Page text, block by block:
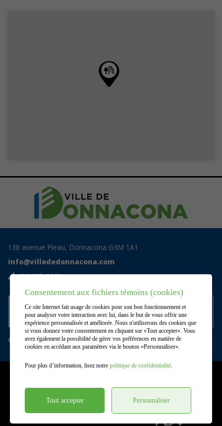
Consentement aux fichiers témoins (cookies)
Ce site Internet fait usage de cookies pour son bon fonctionnement et
pour analyser votre interaction avec lui, dans le but de vous offrir une
expérience personnalisée et améliorée. Nous n'utiliserons des cookies que
si vous donnez votre consentement en cliquant sur «Tout accepter». Vous
avez également la possibilité de gérer vos préférences en matière de
cookies en accédant aux paramètres via le bouton «Personnaliser».
Pour plus d’information, lisez notre politique de confidentialité.
Tout accepter Personnaliser
138 avenue Pleau, Donnacona G3M 1A1
info@villededonnacona.com
418 285-0110
Accédez au centre documentaire
privé
Gérer mes témoins (cookies)